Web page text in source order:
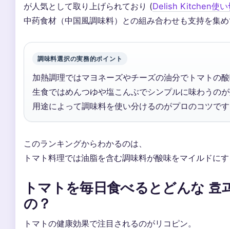
が人気として取り上げられており (Delish Kitchen使い
中药食材（中国風調味料）との組み合わせも支持を集
調味料選択の実務的ポイント
加熱調理ではマヨネーズやチーズの油分でトマトの
生食ではめんつゆや塩こんぶでシンプルに味わうの
用途によって調味料を使い分けるのがプロのコツで
このランキングからわかるのは、
トマトを毎日食べるとどんな 효
の？
トマトの健康効果で注目されるのがリコピン。